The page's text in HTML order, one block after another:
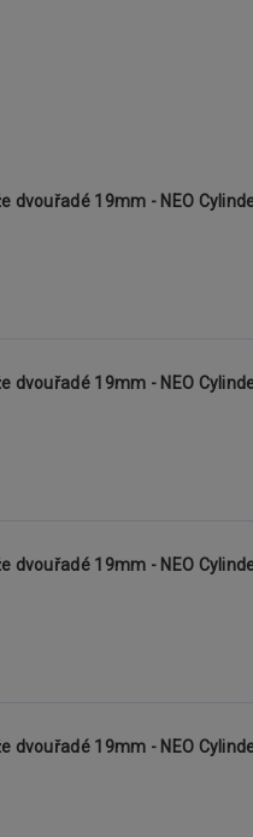
dvouřadé 19mm - NEO
dvouřadé 19mm - NEO
dvouřadé 19mm - NEO
dvouřadé 19mm - NEO